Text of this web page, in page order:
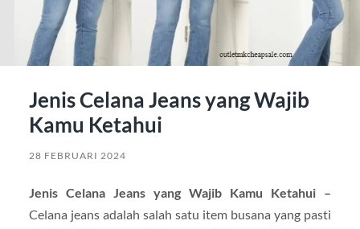
Jenis Celana Jeans yang Wajib
Kamu Ketahui
28 FEBRUARI 2024
Jenis Celana Jeans yang Wajib Kamu Ketahui –
Celana jeans adalah salah satu item busana yang pasti